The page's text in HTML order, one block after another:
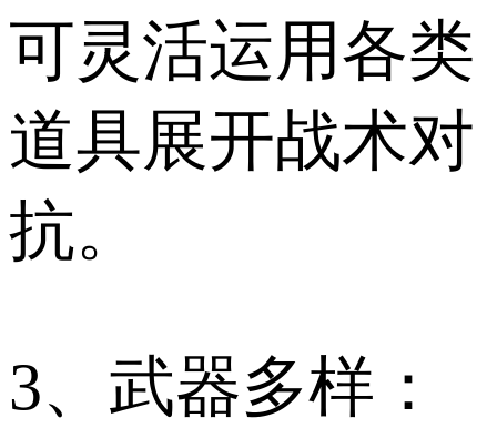
可灵活运用各类
道具展开战术对
抗。
3、武器多样：